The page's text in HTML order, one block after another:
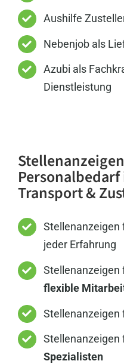
Aushilfe
Nebenjob als
Azubi als
Dienstleistung
Transport &
jeder Erfahrung
flexible
Stellenanzeigen
Stellenanzeigen
Spezialisten